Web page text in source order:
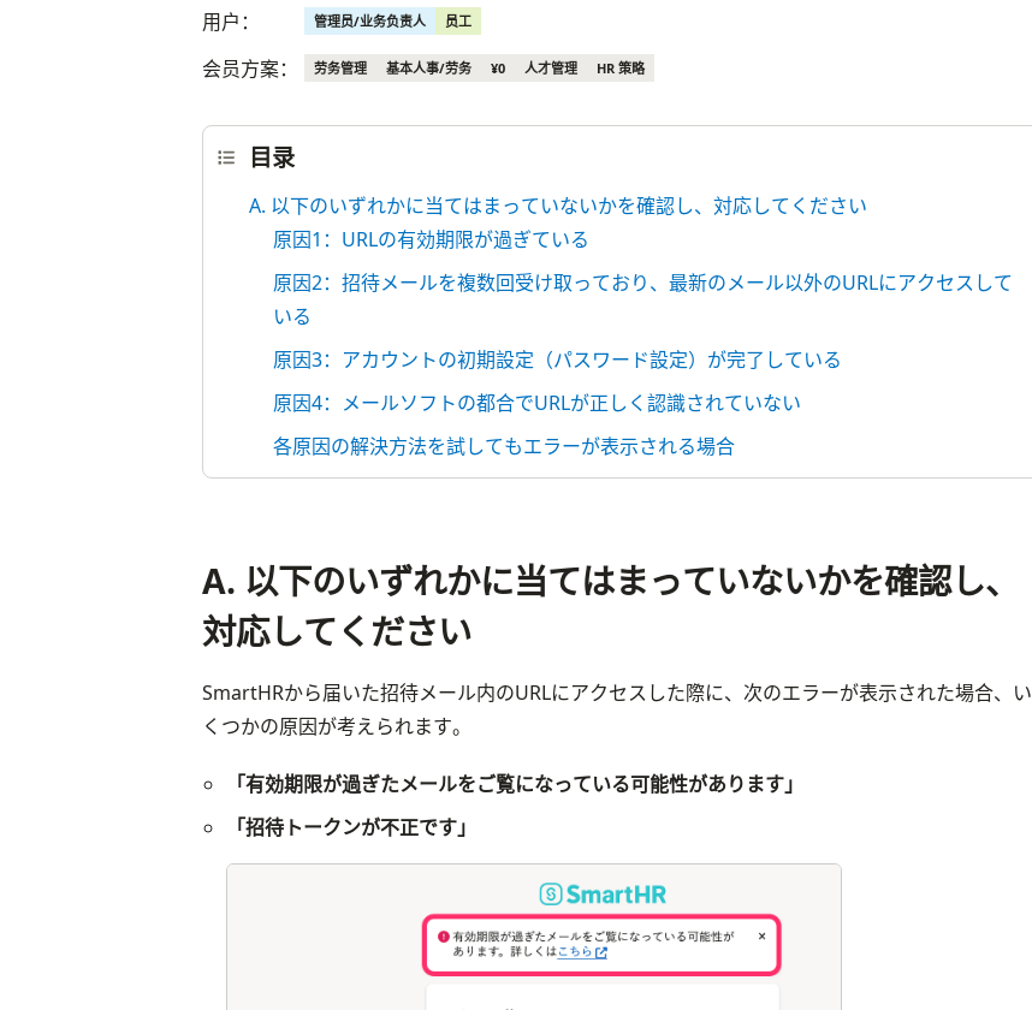
用户： 管理员/业务负责人 员工
会员方案： 劳务管理 基本人事/劳务 ¥0 人才管理 HR 策略
目录
A. 以下のいずれかに当てはまっていないかを確認し、対応してください
原因1：URLの有効期限が過ぎている
原因2：招待メールを複数回受け取っており、最新のメール以外のURLにアクセスして
いる
原因3：アカウントの初期設定（パスワード設定）が完了している
原因4：メールソフトの都合でURLが正しく認識されていない
各原因の解決方法を試してもエラーが表示される場合
A. 以下のいずれかに当てはまっていないかを確認し、
対応してください
SmartHRから届いた招待メール内のURLにアクセスした際に、次のエラーが表示された場合、い
くつかの原因が考えられます。
「有効期限が過ぎたメールをご覧になっている可能性があります」
「招待トークンが不正です」